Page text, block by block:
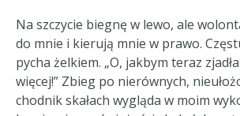
Na szczycie biegnę w lewo, ale
do mnie i kierują mnie w prawo.
pycha żelkiem. „O, jakbym teraz
więcej!” Zbieg po nierównych,
chodnik skałach wygląda w moim